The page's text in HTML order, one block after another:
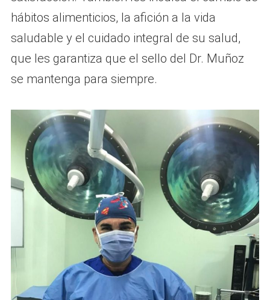
hábitos alimenticios, la afición a la vida
saludable y el cuidado integral de su salud,
que les garantiza que el sello del Dr. Muñoz
se mantenga para siempre.